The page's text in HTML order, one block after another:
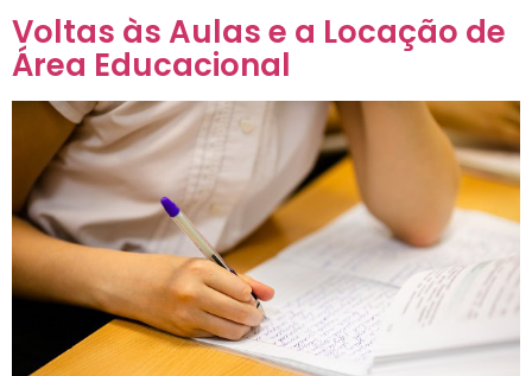
Voltas às Aulas e a Locação de
Área Educacional